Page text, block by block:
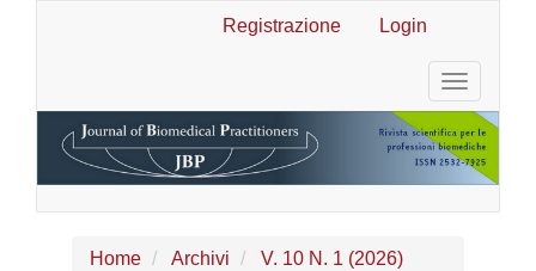
Barra
laterale
Registrazione Login
Toggle
Home Archivi
V. 10 N. 1 (2026)